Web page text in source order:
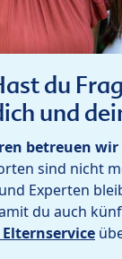
du
und
betreuen
sind nicht
Experten
du auch
Elternservice